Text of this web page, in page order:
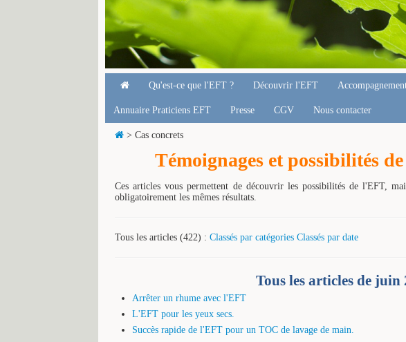
Qu'est-ce que l'EFT ? Découvrir l'EFT
Annuaire Praticiens EFT Presse CGV Nous contacter
> Cas concrets
Témoignages et possibilités
Ces articles vous permettent de découvrir les possibilités de l'EFT,
obligatoirement les mêmes résultats.
Tous les articles (422) : Classés par catégories Classés par date
Tous les articles de juin
Arrêter un rhume avec l'EFT
L'EFT pour les yeux secs.
Succès rapide de l'EFT pour un TOC de lavage de main.